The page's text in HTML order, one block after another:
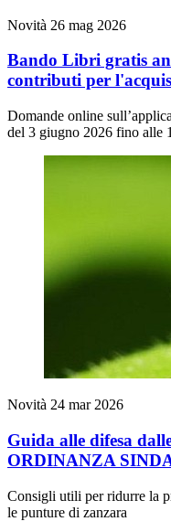
Novità 26 mag 2026
Bando Libri gratis
contributi per
Domande online
del 3 giugno 2026 fino alle
Novità 24 mar 2026
Guida alle difesa
ORDINANZA
Consigli utili per ridurre la
le punture di zanzara